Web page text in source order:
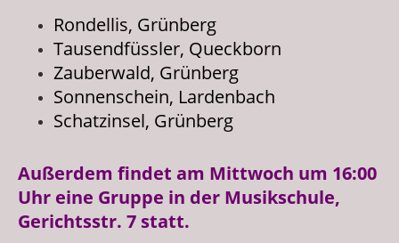
Rondellis, Grünberg
Tausendfüssler, Queckborn
Zauberwald, Grünberg
Sonnenschein, Lardenbach
Schatzinsel, Grünberg
Außerdem findet am Mittwoch um 16:00
Uhr eine Gruppe in der Musikschule,
Gerichtsstr. 7 statt.